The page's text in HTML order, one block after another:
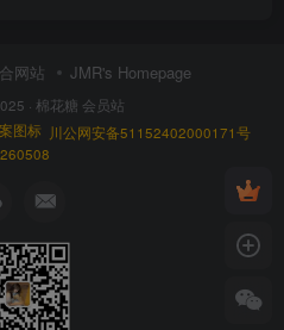
网站 JMR's Homepage
· 棉花糖 会员站
川公网安备51152402000171号